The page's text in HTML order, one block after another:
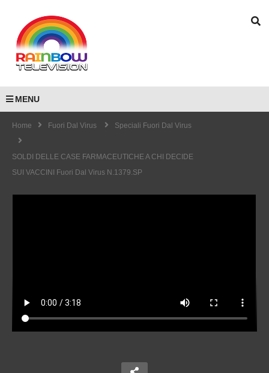
MENU
Home Fuori Dal Virus Speciali Fuori Dal Virus
SOLDI DELLE CASE FARMACEUTICHE A CHI DECIDE
SUI VACCINI Fuori Dal Virus N.1379.SP